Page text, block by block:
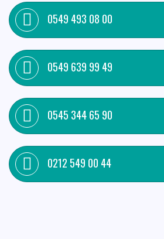
0549 493 08 00
0549 639 99 49
0545 344 65 90
0212 549 00 44